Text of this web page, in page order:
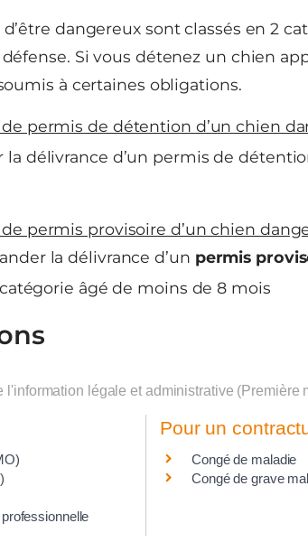
dangereux sont classés en 2
Si vous détenez un chien
à certaines obligations.
permis de détention d’un chien
délivrance d’un permis de
permis provisoire d’un chien
la délivrance d’un permis
catégorie âgé de moins de 8 mois
légale et administrative (Première
Pour un
Congé de maladie
Congé de grave